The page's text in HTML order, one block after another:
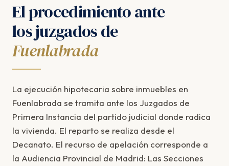
El procedimiento ante
los juzgados de
Fuenlabrada
La ejecución hipotecaria sobre inmuebles en
Fuenlabrada se tramita ante los Juzgados de
Primera Instancia del partido judicial donde radica
la vivienda. El reparto se realiza desde el
Decanato. El recurso de apelación corresponde a
la Audiencia Provincial de Madrid: Las Secciones